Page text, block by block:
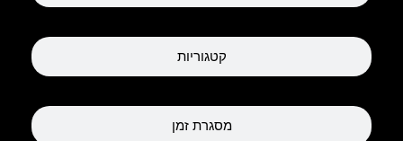
קטגוריות
מסגרת זמן